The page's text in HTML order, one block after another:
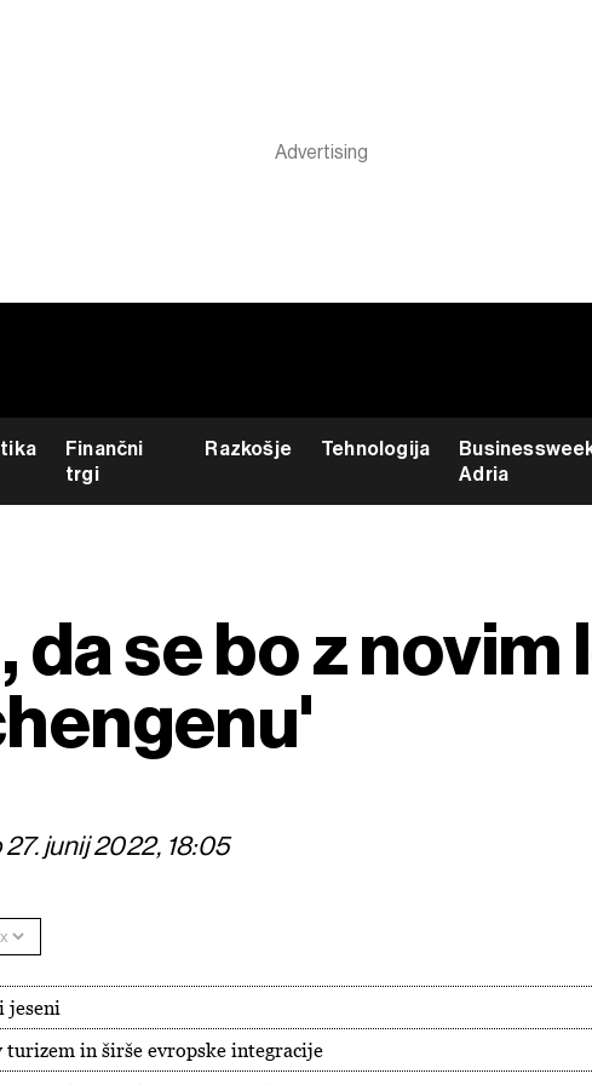
Finančni
trgi
Razkošje Tehnologija
Adria
da se bo z novim
junij 2022, 18:05
jeseni
in širše evropske integracije